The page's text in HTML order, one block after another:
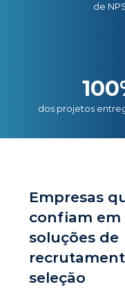
de
dos projetos
Empresas
confiam em
soluções de
seleção